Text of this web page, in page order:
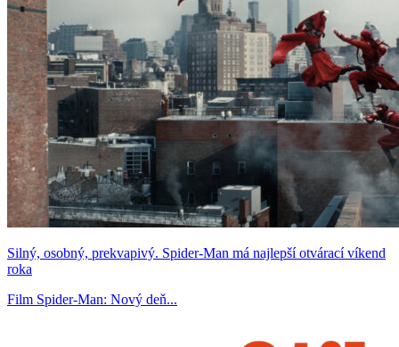
Silný, osobný, prekvapivý. Spider-Man má najlepší otvárací víkend
roka
Film Spider-Man: Nový deň...